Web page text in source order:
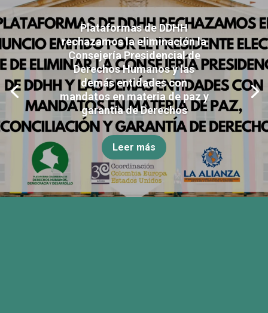
Plataformas de DDHH
rechazamos la eliminación la
Consejería Presidencial de
Derechos Humanos y las
demás entidades con
mandatos en materia de paz y
garantía de Derechos
Leer más